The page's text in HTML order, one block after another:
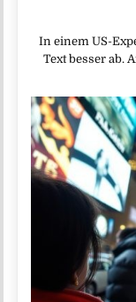
In einem US-
Text besser ab.